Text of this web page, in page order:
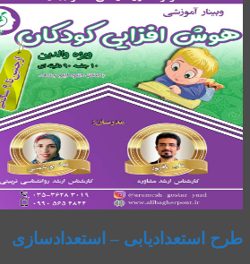
طرح استعدادیابی – استعدادسازی